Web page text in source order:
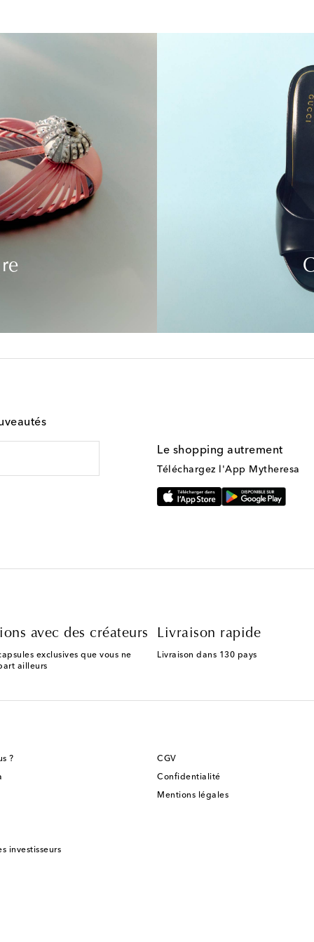
Le shopping autrement
Téléchargez l'App Mytheresa
avec des créateurs
exclusives que vous ne
ailleurs
Livraison rapide
Livraison dans 130 pays
?
investisseurs
CGV
Confidentialité
Mentions légales